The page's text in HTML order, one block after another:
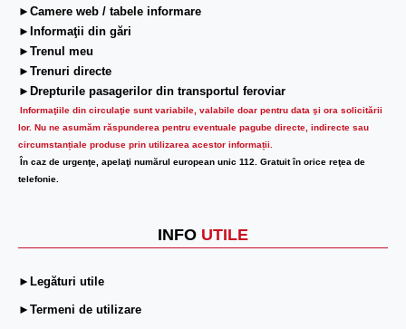
►Camere web / tabele informare
►Informaţii din gări
►Trenul meu
►Trenuri directe
►Drepturile pasagerilor din transportul feroviar
Informaţiile din circulaţie sunt variabile, valabile doar pentru data şi ora solicitării
lor. Nu ne asumăm răspunderea pentru eventuale pagube directe, indirecte sau
circumstanțiale produse prin utilizarea acestor informații.
În caz de urgenţe, apelaţi numărul european unic 112. Gratuit în orice reţea de
telefonie.
INFO UTILE
►Legături utile
►Termeni de utilizare